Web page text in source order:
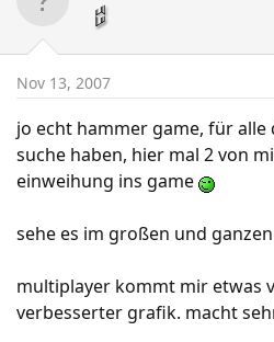
Nov 13, 2007
jo echt hammer game, für
suche haben, hier mal 2 von
einweihung ins game
sehe es im großen und
multiplayer kommt mir etwas
verbesserter grafik. macht